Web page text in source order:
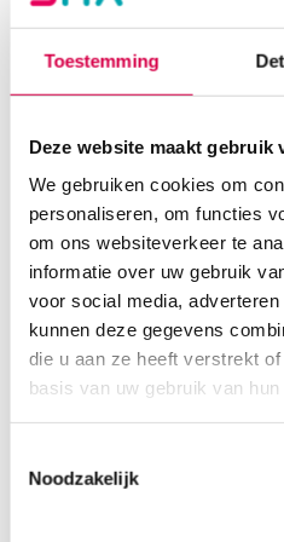
Toestemming
Deze website maakt gebruik
We gebruiken cookies om
personaliseren, om functies
om ons websiteverkeer te
informatie over uw gebruik
voor social media,
kunnen deze gegevens
die u aan ze heeft verstrekt
basis van uw gebruik van
Noodzakelijk
Het laat geen resten achter en
Wanneer gebruikt u Mepitel
Mepitel met Safetac beschermt de
bedoeld voor en klinisch bewezen
skintears, schaafwonden, gehechte
tweedegraadsbrandwonden,
huidtransplantaties en diabetische,
Verder kan Mepitel gebruikt worden
exsuderende wonden, blaren,
kwetsbare weefsels.
Dankzij de open structuur van
is, er zalf op aanbrengen die
Extra informatie